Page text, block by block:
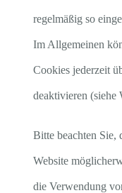
regelmäßig so
Im Allgemeinen
Cookies jederzeit
deaktivieren
Bitte beachten Sie,
Website
die Verwendung